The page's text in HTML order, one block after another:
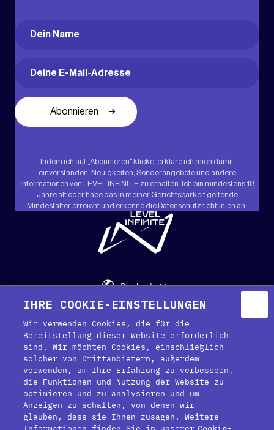
Name (erforderlich)
Indem ich auf „Abonnieren“ klicke, erkläre ich mich damit
einverstanden, Neuigkeiten, Sonderangebote und andere
Informationen von LEVEL INFINITE zu erhalten. Ich bin mindestens 18
Jahre alt oder habe das in meiner Gerichtsbarkeit geltende
Mindestalter erreicht und erkenne die Datenschutzrichtlinien an.
"
Deutsch
Cookie-Präferenzen
IHRE COOKIE-EINSTELLUNGEN
Wir verwenden Cookies, die für die
Bereitstellung dieser Website erforderlich
sind. Wir möchten Cookies, einschließlich
solcher von Drittanbietern, außerdem
verwenden, um Ihre Erfahrung zu verbessern,
die Funktionen und Nutzung der Website zu
optimieren und zu analysieren und um
Anzeigen zu schalten, von denen wir
glauben, dass sie Ihnen zusagen. Weitere